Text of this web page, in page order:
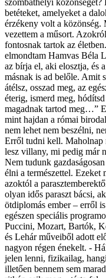
szombathelyi
betéteket, amelyeket a
érzékeny volt a közönség.
vezettem a műsort.
fontosnak tartok az
elmondtam Hamvas Béla
az bírja el, aki elosztja, és
másnak is ad belőle. Amit
átélsz, osszad meg, az
éterig, ismerd meg,
magadnak tartod meg…”
mint hajdan a római
nem lehet nem beszélni,
Erről tudni kell. Maholnap
lesz villany, mi pedig már
Nem tudunk
élni a természettel.
azoktól a
olyan idős paraszt bácsi,
ötdiplomás ember – erről
egészen speciális
Puccini, Mozart, Bartók,
és Lehár műveiből adott
nagyon régen énekelt. -
jelen lenni, fizikailag,
illetően bennem sem